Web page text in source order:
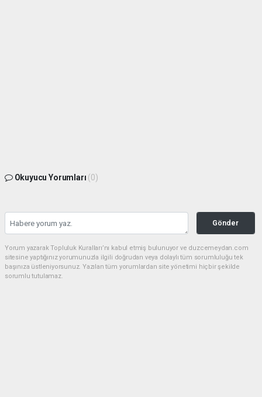
Okuyucu Yorumları (0)
Gönder
Yorum yazarak Topluluk Kuralları’nı kabul etmiş bulunuyor ve duzcemeydan.com
sitesine yaptığınız yorumunuzla ilgili doğrudan veya dolaylı tüm sorumluluğu tek
başınıza üstleniyorsunuz. Yazılan tüm yorumlardan site yönetimi hiçbir şekilde
sorumlu tutulamaz.